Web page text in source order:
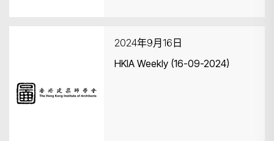
2024年9月16日
HKIA Weekly (16-09-2024)